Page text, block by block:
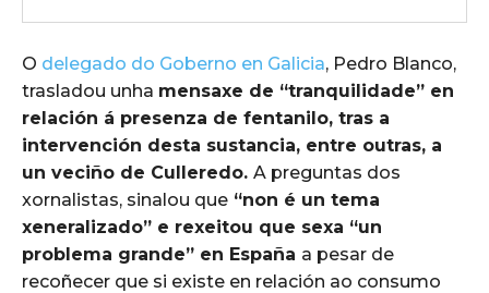
O delegado do Goberno en Galicia, Pedro Blanco,
trasladou unha mensaxe de “tranquilidade” en
relación á presenza de fentanilo, tras a
intervención desta sustancia, entre outras, a
un veciño de Culleredo. A preguntas dos
xornalistas, sinalou que “non é un tema
xeneralizado” e rexeitou que sexa “un
problema grande” en España a pesar de
recoñecer que si existe en relación ao consumo